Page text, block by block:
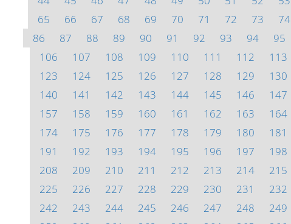
65
66 67 68 69 70 71 72 73 74
86
87 88 89 90 91 92 93 94 95
106
107 108 109 110 111 112 113
123
124 125 126 127 128 129 130
140
141 142 143 144 145 146 147
157
158 159 160 161 162 163 164
174
175 176 177 178 179 180 181
191
192 193 194 195 196 197 198
208
209 210 211 212 213 214 215
225
226 227 228 229 230 231 232
242
243 244 245 246 247 248 249